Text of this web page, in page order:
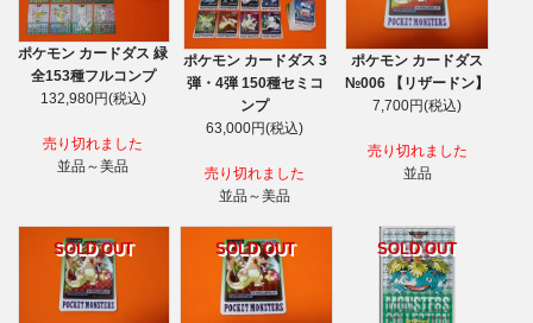
ポケモン カードダス 緑
全153種フルコンプ
132,980円(税込)
売り切れました
並品～美品
ポケモン カードダス 3
弾・4弾 150種セミコ
ンプ
63,000円(税込)
売り切れました
並品～美品
ポケモン カードダス
№006 【リザードン】
7,700円(税込)
売り切れました
並品
SOLD OUT SOLD OUT SOLD OUT